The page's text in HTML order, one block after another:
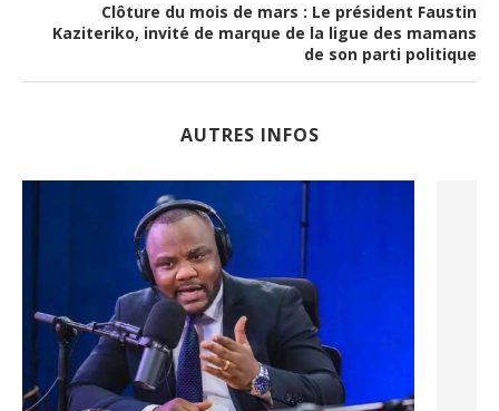
Clôture du mois de mars : Le président Faustin
Kaziteriko, invité de marque de la ligue des mamans
de son parti politique
AUTRES INFOS